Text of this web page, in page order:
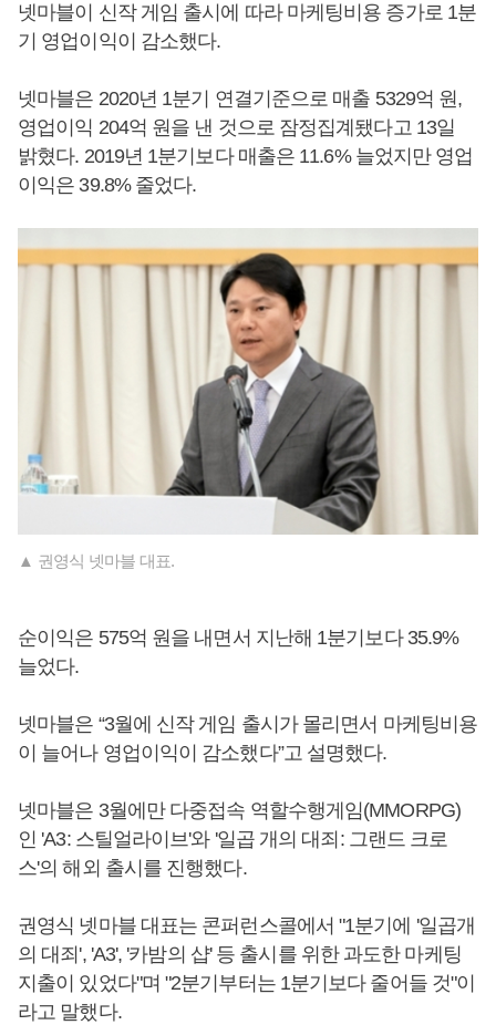
넷마블이 신작 게임 출시에 따라 마케팅비용 증가로 1분
기 영업이익이 감소했다.
넷마블은 2020년 1분기 연결기준으로 매출 5329억 원,
영업이익 204억 원을 낸 것으로 잠정집계됐다고 13일
밝혔다. 2019년 1분기보다 매출은 11.6% 늘었지만 영업
이익은 39.8% 줄었다.
▲ 권영식 넷마블 대표.
순이익은 575억 원을 내면서 지난해 1분기보다 35.9%
늘었다.
넷마블은 “3월에 신작 게임 출시가 몰리면서 마케팅비용
이 늘어나 영업이익이 감소했다”고 설명했다.
넷마블은 3월에만 다중접속 역할수행게임(MMORPG)
인 'A3: 스틸얼라이브'와 '일곱 개의 대죄: 그랜드 크로
스'의 해외 출시를 진행했다.
권영식 넷마블 대표는 콘퍼런스콜에서 "1분기에 '일곱개
의 대죄', 'A3', '카밤의 샵' 등 출시를 위한 과도한 마케팅
지출이 있었다"며 "2분기부터는 1분기보다 줄어들 것"이
라고 말했다.